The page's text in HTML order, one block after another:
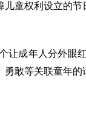
童权利设立的节
成年人分外眼
敢等关联童年的